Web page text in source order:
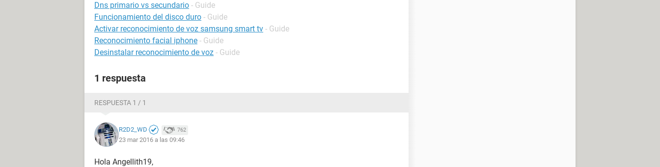
Dns primario vs secundario - Guide
Funcionamiento del disco duro - Guide
Activar reconocimiento de voz samsung smart tv - Guide
Reconocimiento facial iphone - Guide
Desinstalar reconocimiento de voz - Guide
1 respuesta
RESPUESTA 1 / 1
R2D2_WD 762
23 mar 2016 a las 09:46
Hola Angellith19,